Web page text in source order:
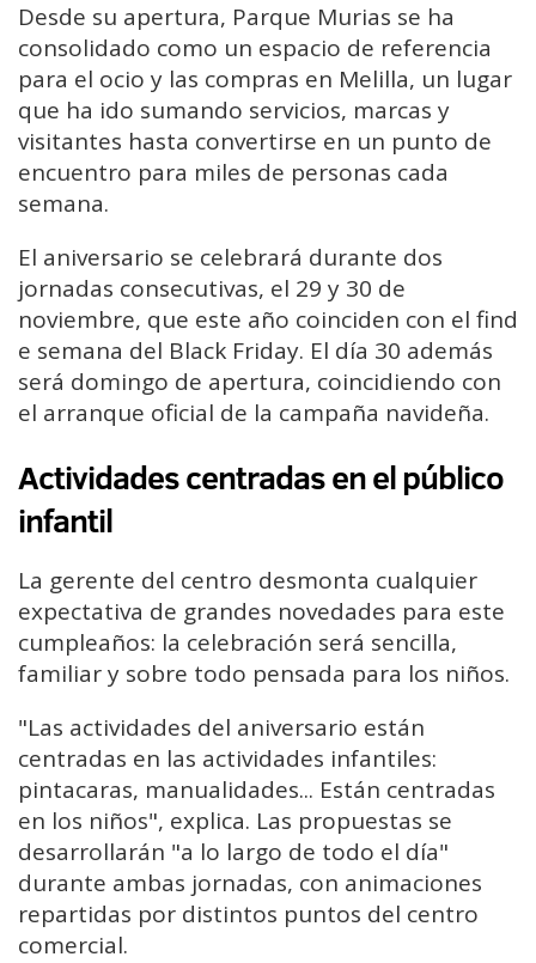
Desde su apertura, Parque Murias se ha
consolidado como un espacio de referencia
para el ocio y las compras en Melilla, un lugar
que ha ido sumando servicios, marcas y
visitantes hasta convertirse en un punto de
encuentro para miles de personas cada
semana.
El aniversario se celebrará durante dos
jornadas consecutivas, el 29 y 30 de
noviembre, que este año coinciden con el find
e semana del Black Friday. El día 30 además
será domingo de apertura, coincidiendo con
el arranque oficial de la campaña navideña.
Actividades centradas en el público
infantil
La gerente del centro desmonta cualquier
expectativa de grandes novedades para este
cumpleaños: la celebración será sencilla,
familiar y sobre todo pensada para los niños.
"Las actividades del aniversario están
centradas en las actividades infantiles:
pintacaras, manualidades... Están centradas
en los niños", explica. Las propuestas se
desarrollarán "a lo largo de todo el día"
durante ambas jornadas, con animaciones
repartidas por distintos puntos del centro
comercial.